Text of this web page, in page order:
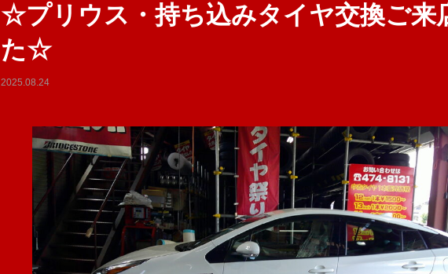
☆プリウス・持ち込みタイヤ交換ご来
た☆
2025.08.24